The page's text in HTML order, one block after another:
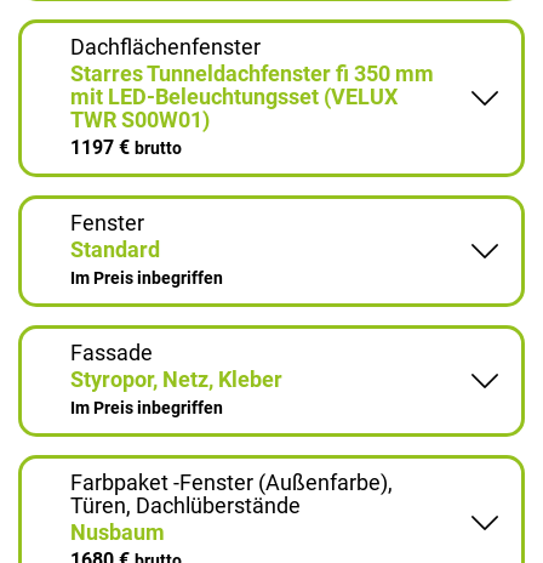
Dachflächenfenster
Starres Tunneldachfenster fi 350 mm
mit LED-Beleuchtungsset (VELUX
TWR S00W01)
1197 € brutto
Fenster
Standard
Im Preis inbegriffen
Fassade
Styropor, Netz, Kleber
Im Preis inbegriffen
Farbpaket -Fenster (Außenfarbe),
Türen, Dachlüberstände
Nusbaum